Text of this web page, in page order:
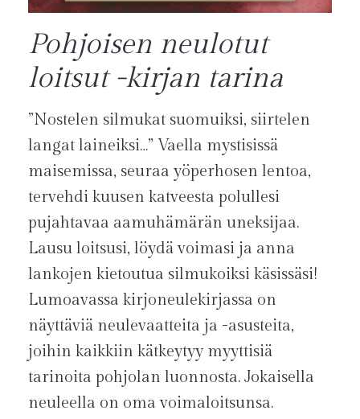
Pohjoisen neulotut
loitsut -kirjan tarina
”Nostelen silmukat suomuiksi, siirtelen
langat laineiksi…” Vaella mystisissä
maisemissa, seuraa yöperhosen lentoa,
tervehdi kuusen katveesta polullesi
pujahtavaa aamuhämärän uneksijaa.
Lausu loitsusi, löydä voimasi ja anna
lankojen kietoutua silmukoiksi käsissäsi!
Lumoavassa kirjoneulekirjassa on
näyttäviä neulevaatteita ja -asusteita,
joihin kaikkiin kätkeytyy myyttisiä
tarinoita pohjolan luonnosta. Jokaisella
neuleella on oma voimaloitsunsa.